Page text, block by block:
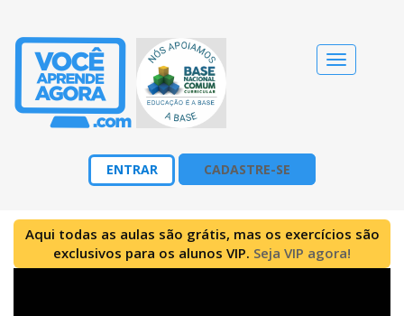
Alternar
navegação
ENTRAR CADASTRE-SE
Aqui todas as aulas são grátis, mas os exercícios são
exclusivos para os alunos VIP. Seja VIP agora!